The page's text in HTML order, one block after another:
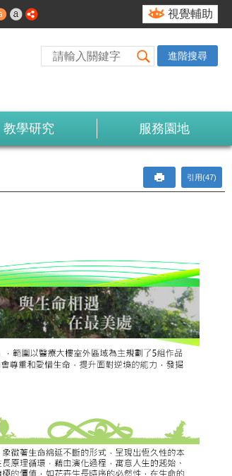
視覺輔助
進階搜尋
教學研究 服務園地
引用(47)